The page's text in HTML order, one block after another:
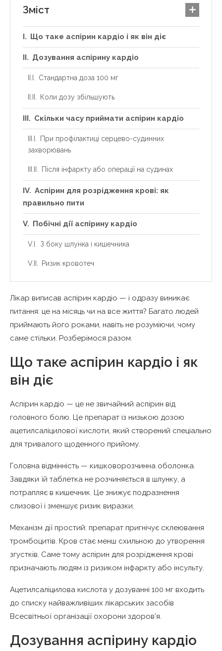
Зміст
Що таке аспірин кардіо і як він діє
Дозування аспірину кардіо
Стандартна доза 100 мг
Коли дозу збільшують
Скільки часу приймати аспірин кардіо
При профілактиці серцево-судинних
захворювань
Після інфаркту або операції на судинах
Аспірин для розрідження крові: як
правильно пити
Побічні дії аспірину кардіо
З боку шлунка і кишечника
Ризик кровотеч
Коли і як можна скасувати аспірин кардіо
Як правильно відмінити препарат
ліками
Лікар виписав аспірин кардіо — і одразу виникає
питання: це на місяць чи на все життя? Багато людей
приймають його роками, навіть не розуміючи, чому
саме стільки. Розберімося разом.
Що таке аспірин кардіо і як
він діє
Аспірин кардіо — це не звичайний аспірин від
головного болю. Це препарат із низькою дозою
ацетилсаліцилової кислоти, який створений спеціально
для тривалого щоденного прийому.
Головна відмінність — кишковорозчинна оболонка.
Завдяки їй таблетка не розчиняється в шлунку, а
потрапляє в кишечник. Це знижує подразнення
слизової і зменшує ризик виразки.
Механізм дії простий: препарат пригнічує склеювання
тромбоцитів. Кров стає менш схильною до утворення
згустків. Саме тому аспірин для розрідження крові
призначають людям із ризиком інфаркту або інсульту.
Ацетилсаліцилова кислота у дозуванні 100 мг входить
до списку найважливіших лікарських засобів
Всесвітньої організації охорони здоров’я.
Дозування аспірину кардіо